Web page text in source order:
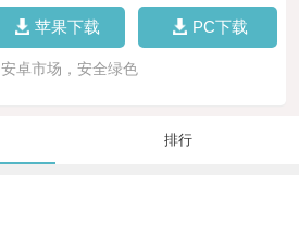
苹果下载 PC下载
安卓市场，安全绿色
排行